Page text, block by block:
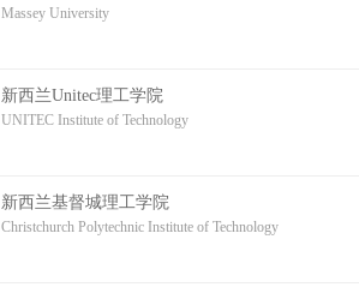
Massey University
新西兰Unitec理工学院
UNITEC Institute of Technology
新西兰基督城理工学院
Christchurch Polytechnic Institute of Technology